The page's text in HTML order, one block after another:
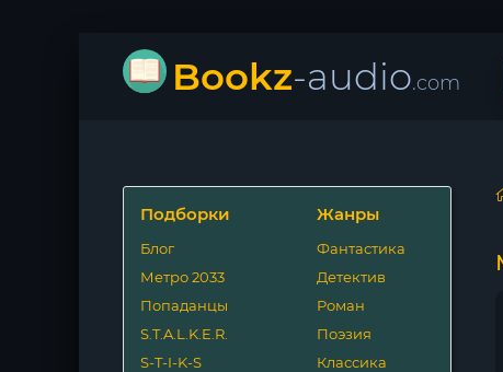
Bookz-audio.com
Подборки
Блог
Метро 2033
Попаданцы
S.T.A.L.K.E.R.
S-T-I-K-S
Жанры
Фантастика
Детектив
Роман
Поэзия
Классика